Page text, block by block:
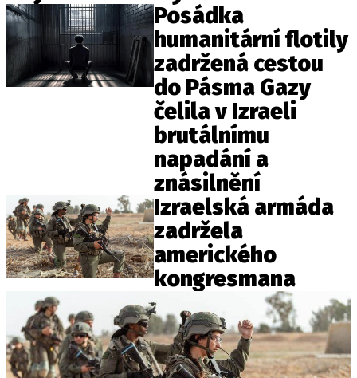
Posádka
humanitární flotily
zadržená cestou
do Pásma Gazy
čelila v Izraeli
brutálnímu
napadání a
znásilnění
Izraelská armáda
zadržela
amerického
kongresmana